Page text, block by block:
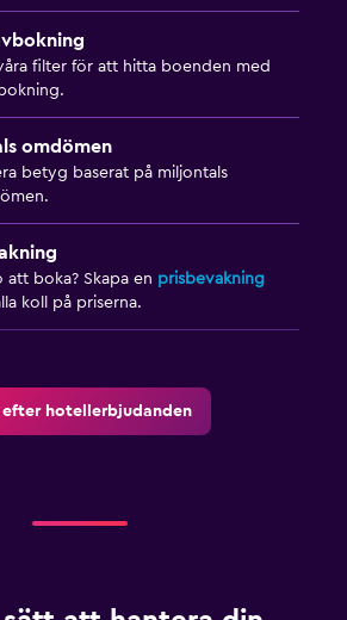
filter för att hitta boenden med
omdömen
betyg baserat på miljontals
att boka? Skapa en prisbevakning
koll på priserna.
efter hotellerbjudanden